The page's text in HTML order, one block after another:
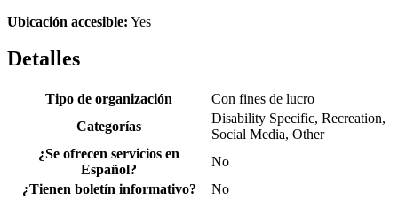
Ubicación accesible: Yes
Detalles
Tipo de organización
Con fines de lucro
Categorías
Disability Specific, Recreation,
Social Media, Other
¿Se ofrecen servicios en
Español?
No
¿Tienen boletín informativo?
No